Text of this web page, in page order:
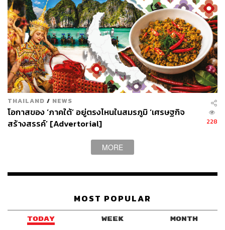
นิทรรศการ:I am not allowed to live in your
reality
What: นิทรรศการศิลปะร่วมสมัย Virtual Exhibition โดย จิร
วัฒน์ เอื้อสังคมเศรษฐ์ มีเจตนามุ่งไปที่การตั้งคำถามต่อ
ประเด็นสถานการณ์ของผู้ลี้ภัยในเมืองไทย โดยเฉพาะที่อยู่
เทคโนโลยีความเป็นจริงเสมือนและวัตถุเสมือน
21.00 น.
กรุงเทพฯ
ภาพยนตร์ที่เคยจัดงานมาแล้วในประเทศไทย ญี่ปุ่น รวมถึง
THAILAND / NEWS
โอกาสของ ‘ภาคใต้’ อยู่ตรงไหนในสมรภูมิ ‘เศรษฐกิจ
สร้างสรรค์’ [Advertorial]
228
MORE
MOST POPULAR
TODAY WEEK MONTH